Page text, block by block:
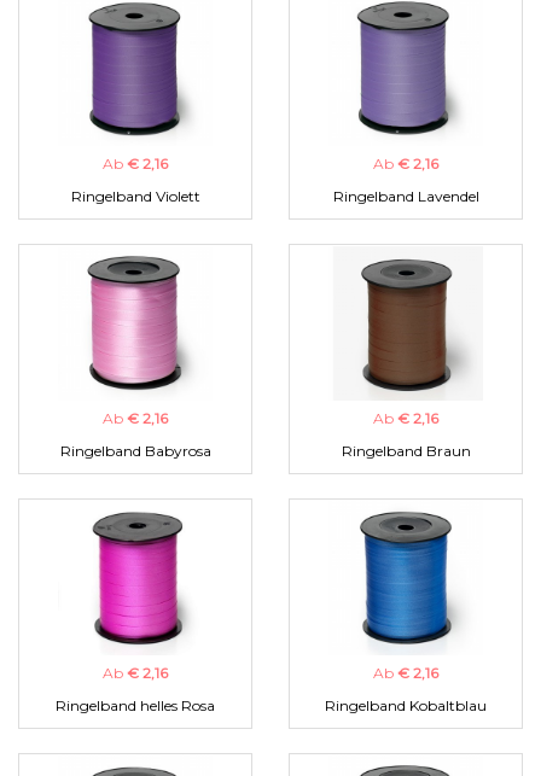
Ab € 2,16
Ringelband Violett
Ab € 2,16
Ringelband Lavendel
Ab € 2,16
Ringelband Babyrosa
Ab € 2,16
Ringelband Braun
Ab € 2,16
Ringelband helles Rosa
Ab € 2,16
Ringelband Kobaltblau